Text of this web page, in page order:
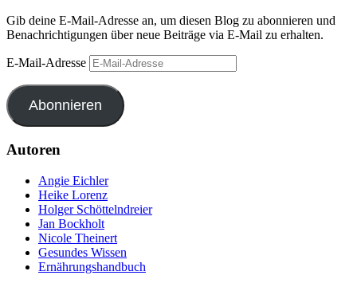
Gib deine E-Mail-Adresse an, um diesen Blog zu abonnieren und
Benachrichtigungen über neue Beiträge via E-Mail zu erhalten.
E-Mail-Adresse
Abonnieren
Autoren
Angie Eichler
Heike Lorenz
Holger Schöttelndreier
Jan Bockholt
Nicole Theinert
Gesundes Wissen
Ernährungshandbuch